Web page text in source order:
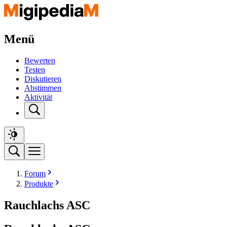
Menü
Bewerten
Testen
Diskutieren
Abstimmen
Aktivität
Forum
Produkte
Rauchlachs ASC